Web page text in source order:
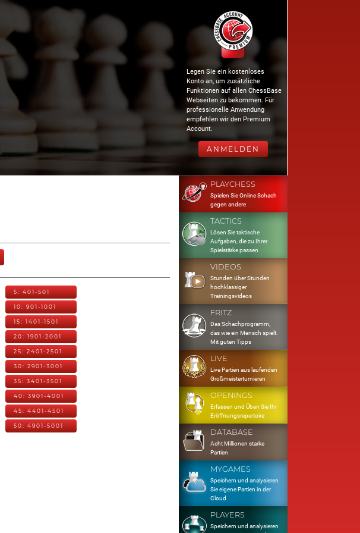
Legen Sie ein kostenloses
Konto an, um zusätzliche
Funktionen auf allen ChessBase
Webseiten zu bekommen. Für
professionelle Anwendung
empfehlen wir den Premium
Account.
ANMELDEN
5: 401-501
10: 901-1001
15: 1401-1501
20: 1901-2001
25: 2401-2501
30: 2901-3001
35: 3401-3501
40: 3901-4001
45: 4401-4501
50: 4901-5001
PLAYCHESS
Spielen Sie Online Schach
gegen andere
TACTICS
Lösen Sie taktische
Aufgaben, die zu Ihrer
Spielstärke passen
VIDEOS
Stunden über Stunden
hochklassiger
Trainingsvideos
FRITZ
Das Schachprogramm,
das wie ein Mensch spielt.
Mit guten Tipps
LIVE
Live Partien aus laufenden
Großmeisterturnieren
OPENINGS
Erfassen und Üben Sie Ihr
Eröffnungsrepertoire
DATABASE
Acht Millionen starke
Partien
MYGAMES
Speichern und analysieren
Sie eigene Partien in der
Cloud
PLAYERS
Speichern und analysieren